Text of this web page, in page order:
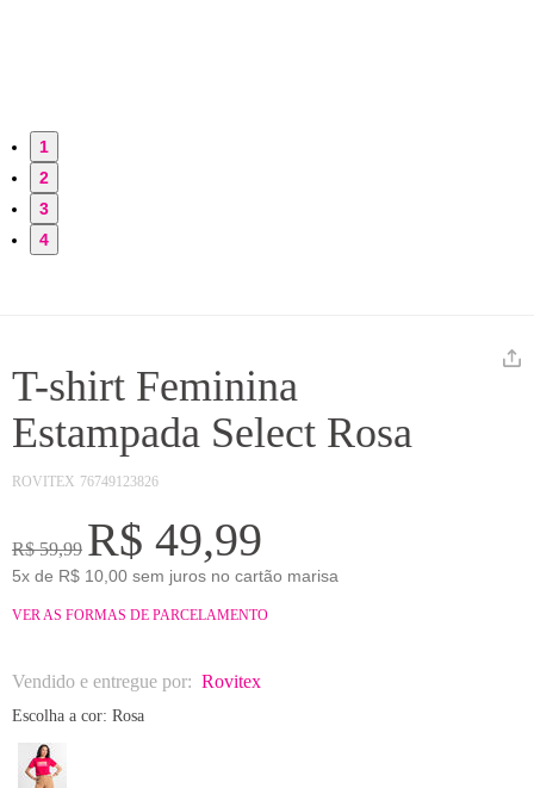
1
2
3
4
T-shirt Feminina
Estampada Select Rosa
ROVITEX 76749123826
R$ 59,99 R$ 49,99
5x de R$ 10,00 sem juros no cartão marisa
VER AS FORMAS DE PARCELAMENTO
Vendido e entregue por: Rovitex
Escolha a cor: Rosa